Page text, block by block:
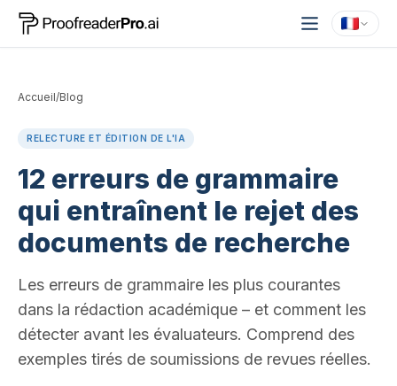
Accueil/Blog
RELECTURE ET ÉDITION DE L'IA
12 erreurs de grammaire
qui entraînent le rejet des
documents de recherche
Les erreurs de grammaire les plus courantes
dans la rédaction académique – et comment les
détecter avant les évaluateurs. Comprend des
exemples tirés de soumissions de revues réelles.